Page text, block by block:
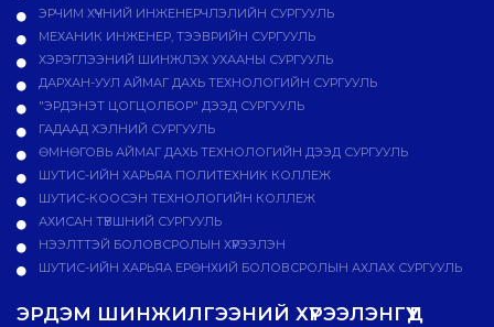
ЭРЧИМ ХҮЧНИЙ ИНЖЕНЕРЧЛЭЛИЙН СУРГУУЛЬ
МЕХАНИК ИНЖЕНЕР, ТЭЭВРИЙН СУРГУУЛЬ
ХЭРЭГЛЭЭНИЙ ШИНЖЛЭХ УХААНЫ СУРГУУЛЬ
ДАРХАН-УУЛ АЙМАГ ДАХЬ ТЕХНОЛОГИЙН СУРГУУЛЬ
"ЭРДЭНЭТ ЦОГЦОЛБОР" ДЭЭД СУРГУУЛЬ
ГАДААД ХЭЛНИЙ СУРГУУЛЬ
ӨМНӨГОВЬ АЙМАГ ДАХЬ ТЕХНОЛОГИЙН ДЭЭД СУРГУУЛЬ
ШУТИС-ИЙН ХАРЬЯА ПОЛИТЕХНИК КОЛЛЕЖ
ШУТИС-КООСЭН ТЕХНОЛОГИЙН КОЛЛЕЖ
АХИСАН ТҮВШНИЙ СУРГУУЛЬ
НЭЭЛТТЭЙ БОЛОВСРОЛЫН ХҮРЭЭЛЭН
ШУТИС-ИЙН ХАРЬЯА ЕРӨНХИЙ БОЛОВСРОЛЫН АХЛАХ СУРГУУЛЬ
ЭРДЭМ ШИНЖИЛГЭЭНИЙ ХҮРЭЭЛЭНГҮҮД